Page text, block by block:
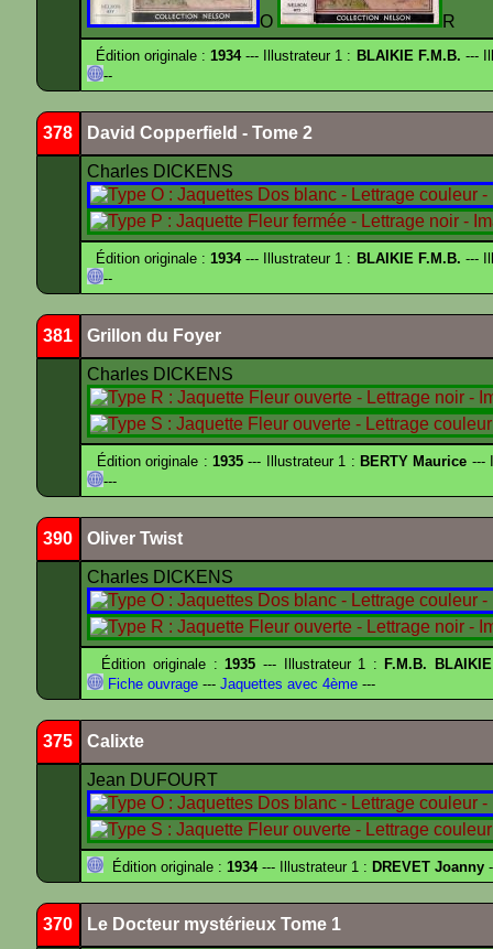
O R
Édition originale :1934--- Illustrateur 1 : BLAIKIE F.M.B. ---
--
378 David Copperfield - Tome 2
Charles DICKENS
Édition originale :1934--- Illustrateur 1 : BLAIKIE F.M.B. ---
--
381 Grillon du Foyer
Charles DICKENS
Édition originale : 1935--- Illustrateur 1 : BERTY Maurice ---
---
390 Oliver Twist
Charles DICKENS
Édition originale :1935 --- Illustrateur 1 : F.M.B.
Fiche ouvrage --- Jaquettes avec 4ème ---
375 Calixte
Jean DUFOURT
Édition originale : 1934--- Illustrateur 1 : DREVET Joanny
370 Le Docteur mystérieux Tome 1